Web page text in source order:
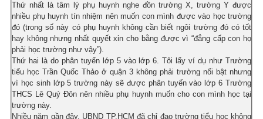
Thứ nhất là tâm lý phụ huynh nghe đồn trường X, trường Y được
nhiều phụ huynh tín nhiệm nên muốn con mình được vào học trường
đó (trong số này có phụ huynh không cần biết ngôi trường đó có tốt
hay không nhưng nhất quyết xin cho bằng được vì “đẳng cấp con họ
phải học trường như vậy”).
Thứ hai là do phân tuyến lớp 5 vào lớp 6. Tôi lấy ví dụ như Trường
tiểu học Trần Quốc Thảo ở quận 3 không phải trường nổi bật nhưng
vì học sinh lớp 5 trường này sẽ được phân tuyến vào lớp 6 Trường
THCS Lê Quý Đôn nên nhiều phụ huynh muốn cho con mình học tại
trường này.
Nhiều năm gần đây, UBND TP.HCM đã chỉ đạo trường tiểu học không